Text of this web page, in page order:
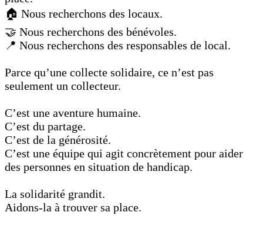
🏠 Nous recherchons des locaux.
🤝 Nous recherchons des bénévoles.
📍 Nous recherchons des responsables de local.
Parce qu’une collecte solidaire, ce n’est pas
seulement un collecteur.
C’est une aventure humaine.
C’est du partage.
C’est de la générosité.
C’est une équipe qui agit concrètement pour aider
des personnes en situation de handicap.
La solidarité grandit.
Aidons-la à trouver sa place.